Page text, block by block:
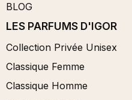
BLOG
LES PARFUMS D'IGOR
Collection Privée Unisex
Classique Femme
Classique Homme